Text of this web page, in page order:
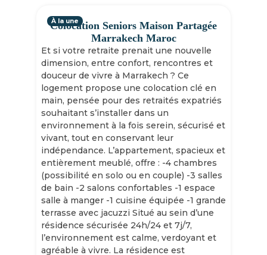
Colocation Seniors Maison Partagée
Marrakech Maroc
Et si votre retraite prenait une nouvelle
dimension, entre confort, rencontres et
douceur de vivre à Marrakech ? Ce
logement propose une colocation clé en
main, pensée pour des retraités expatriés
souhaitant s’installer dans un
environnement à la fois serein, sécurisé et
vivant, tout en conservant leur
indépendance. L’appartement, spacieux et
entièrement meublé, offre : -4 chambres
(possibilité en solo ou en couple) -3 salles
de bain -2 salons confortables -1 espace
salle à manger -1 cuisine équipée -1 grande
terrasse avec jacuzzi Situé au sein d’une
résidence sécurisée 24h/24 et 7j/7,
l’environnement est calme, verdoyant et
agréable à vivre. La résidence est
À la une